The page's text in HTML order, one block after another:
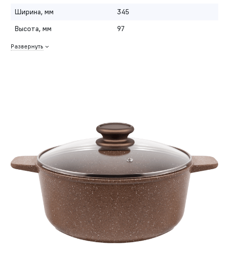
Ширина, мм
345
Высота, мм
97
Развернуть